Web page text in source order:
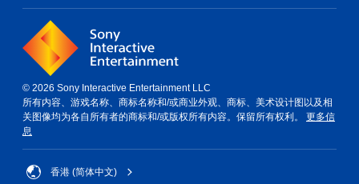
© 2026 Sony Interactive Entertainment LLC
所有内容、游戏名称、商标名称和/或商业外观、商标、美术设计图以及相
关图像均为各自所有者的商标和/或版权所有内容。保留所有权利。 更多信
息
香港 (简体中文)